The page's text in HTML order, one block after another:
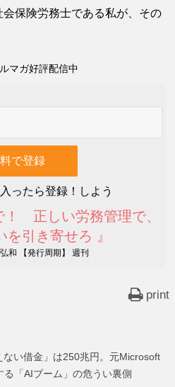
保険労務士である私が、その
マガ好評配信中
ったら登録！しよう
！ 正しい労務管理で、
引き寄せろ 』
弘和 【発行周期】 週刊
print
い借金」は250兆円。元Microsoft
「AIブーム」の危うい裏側